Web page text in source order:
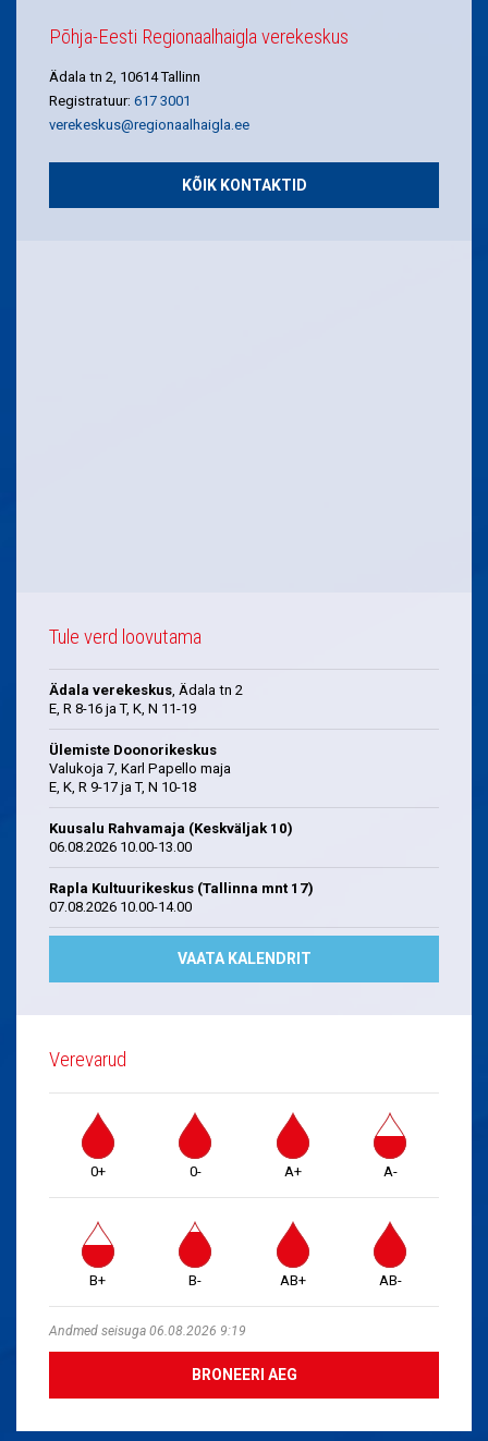
Põhja-Eesti Regionaalhaigla verekeskus
Ädala tn 2, 10614 Tallinn
Registratuur: 617 3001
verekeskus@regionaalhaigla.ee
KÕIK KONTAKTID
Tule verd loovutama
Ädala verekeskus, Ädala tn 2
E, R 8-16 ja T, K, N 11-19
Ülemiste Doonorikeskus
Valukoja 7, Karl Papello maja
E, K, R 9-17 ja T, N 10-18
Kuusalu Rahvamaja (Keskväljak 10)
06.08.2026 10.00-13.00
Rapla Kultuurikeskus (Tallinna mnt 17)
07.08.2026 10.00-14.00
VAATA KALENDRIT
Verevarud
0+ 0- A+ A-
B+ B- AB+ AB-
Andmed seisuga 06.08.2026 9:19
BRONEERI AEG